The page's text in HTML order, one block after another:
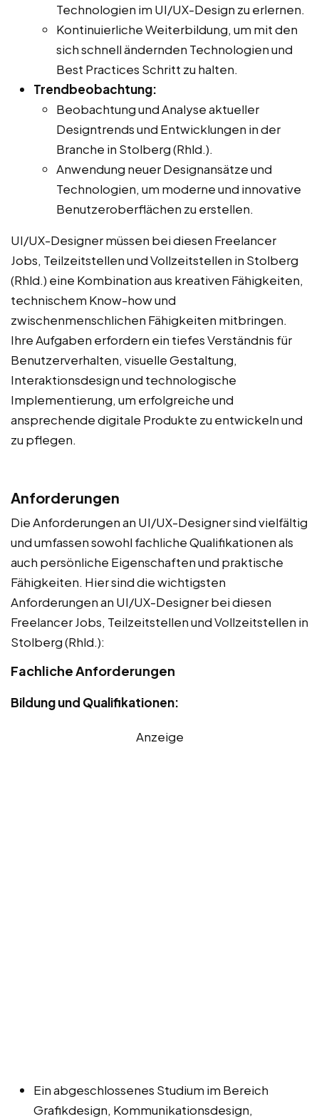
Technologien im UI/UX-Design zu erlernen.
Kontinuierliche Weiterbildung, um mit den
sich schnell ändernden Technologien und
Best Practices Schritt zu halten.
Trendbeobachtung:
Beobachtung und Analyse aktueller
Designtrends und Entwicklungen in der
Branche in Stolberg (Rhld.).
Anwendung neuer Designansätze und
Technologien, um moderne und innovative
Benutzeroberflächen zu erstellen.
UI/UX-Designer müssen bei diesen Freelancer
Jobs, Teilzeitstellen und Vollzeitstellen in Stolberg
(Rhld.) eine Kombination aus kreativen Fähigkeiten,
technischem Know-how und
zwischenmenschlichen Fähigkeiten mitbringen.
Ihre Aufgaben erfordern ein tiefes Verständnis für
Benutzerverhalten, visuelle Gestaltung,
Interaktionsdesign und technologische
Implementierung, um erfolgreiche und
ansprechende digitale Produkte zu entwickeln und
zu pflegen.
Anforderungen
Die Anforderungen an UI/UX-Designer sind vielfältig
und umfassen sowohl fachliche Qualifikationen als
auch persönliche Eigenschaften und praktische
Fähigkeiten. Hier sind die wichtigsten
Anforderungen an UI/UX-Designer bei diesen
Freelancer Jobs, Teilzeitstellen und Vollzeitstellen in
Stolberg (Rhld.):
Fachliche Anforderungen
Bildung und Qualifikationen:
Anzeige
Ein abgeschlossenes Studium im Bereich
Grafikdesign, Kommunikationsdesign,